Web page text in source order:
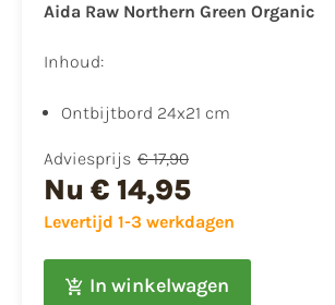
Aida Raw Northern Green Organic
Inhoud:
Ontbijtbord 24x21 cm
Adviesprijs € 17,90
Nu € 14,95
Levertijd 1-3 werkdagen
In winkelwagen